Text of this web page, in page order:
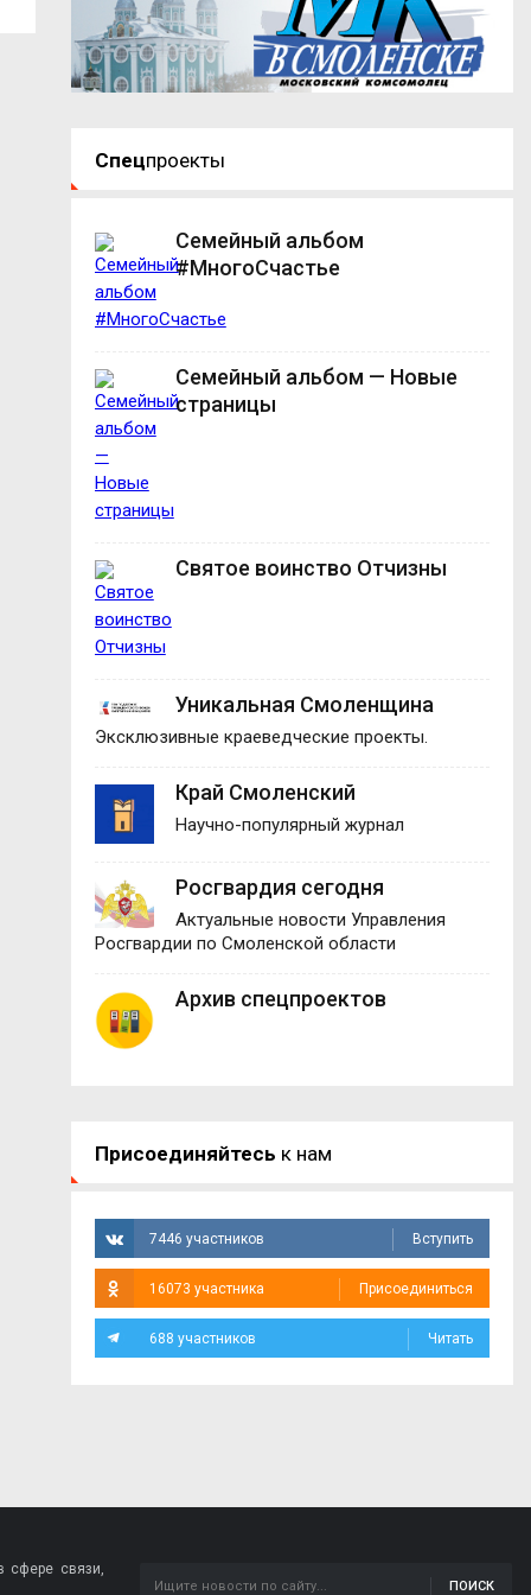
Спецпроекты
Семейный альбом
#МногоСчастье
Семейный альбом — Новые
страницы
Святое воинство Отчизны
Уникальная Смоленщина
Эксклюзивные краеведческие проекты.
Край Смоленский
Научно-популярный журнал
Росгвардия сегодня
Актуальные новости Управления
Росгвардии по Смоленской области
Архив спецпроектов
Присоединяйтесь к нам
7446 участников Вступить
16073 участника Присоединиться
688 участников Читать
сфере связи,
ПОИСК